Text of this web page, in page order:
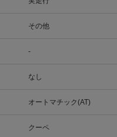
その他
-
なし
オートマチック(AT)
クーペ